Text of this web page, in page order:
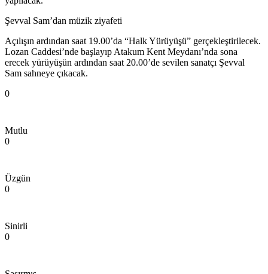
Şevval Sam’dan müzik ziyafeti
Açılışın ardından saat 19.00’da “Halk Yürüyüşü” gerçekleştirilecek.
Lozan Caddesi’nde başlayıp Atakum Kent Meydanı’nda sona
erecek yürüyüşün ardından saat 20.00’de sevilen sanatçı Şevval
Sam sahneye çıkacak.
0
Mutlu
0
Üzgün
0
Sinirli
0